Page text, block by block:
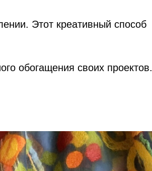
Этот креативный способ
обогащения своих проектов.